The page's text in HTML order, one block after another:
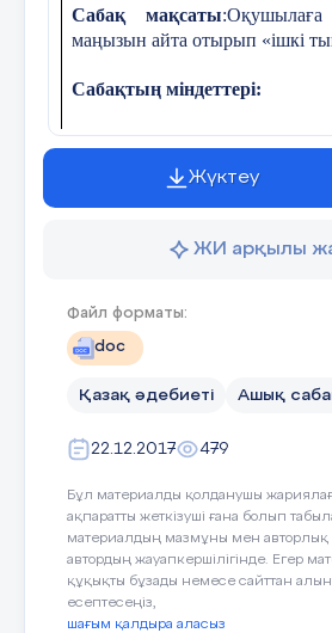
Сабақ мақсаты
маңызын айта отырып «ішкі
Сабақтың міндеттері:
- Оқушыларға адам
- Ішкі сезім мен көңіл күйді
қадағалай білуге үйрету.
тәрбиелеу.
Сабақ барысы:
Ұйымдастыру кезеңi.
оқулық, жұмыс дәптері,
Тыныштық сәті . «Нұрға
Үй тапсырмасын тексеру
№12 сабақ 62 бет Балалардың
Жүктеу
ЖИ арқылы
Файл форматы:
doc
Қазақ әдебиеті Ашық
22.12.2017 479
Бұл материалды қолданушы
ақпаратты жеткізуші ғана болып
материалдың мазмұны мен авторлық
автордың жауапкершілігінде. Егер
құқықты бұзады немесе сайттан
есептесеңіз,
шағым қалдыра аласыз